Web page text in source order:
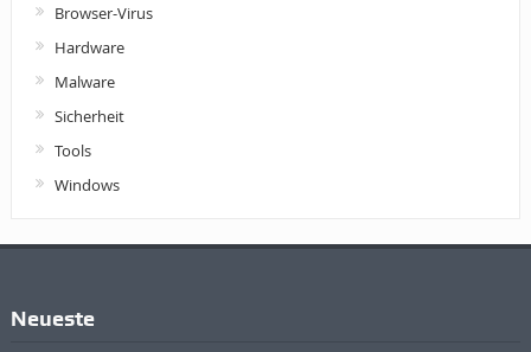
Browser-Virus
Hardware
Malware
Sicherheit
Tools
Windows
Neueste